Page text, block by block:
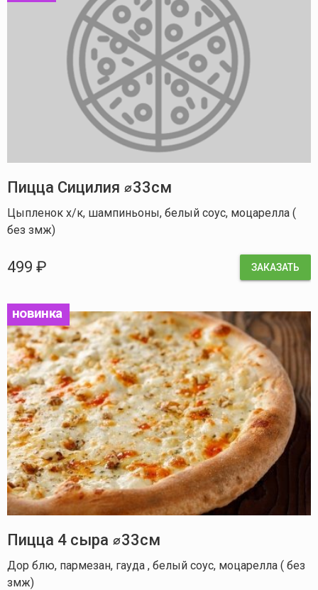
Пицца Сицилия ⌀33см
Цыпленок х/к, шампиньоны, белый соус, моцарелла (
без змж)
499 ₽ ЗАКАЗАТЬ
новинка
Пицца 4 сыра ⌀33см
Дор блю, пармезан, гауда , белый соус, моцарелла ( без
змж)